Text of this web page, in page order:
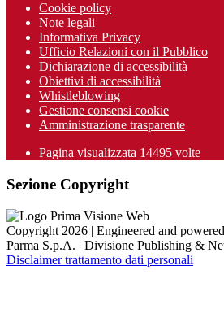
Cookie policy
Note legali
Informativa Privacy
Ufficio Relazioni con il Pubblico
Dichiarazione di accessibilità
Obiettivi di accessibilità
Whistleblowing
Gestione consensi cookie
Amministrazione trasparente
Pagina visualizzata 14495 volte
Sezione Copyright
Copyright 2026 | Engineered and
Parma S.p.A. | Divisione Publishing &
Disclaimer trattamento dati personali